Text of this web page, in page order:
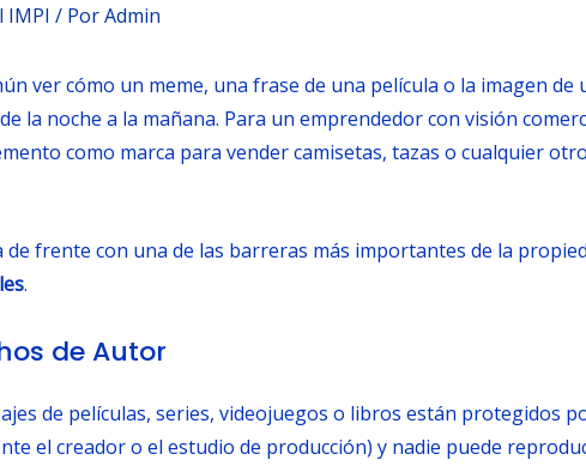
IMPI / PorAdmin
ver cómo un meme, una frase de una película o la imagen
la noche a la mañana. Para un emprendedor con visión
como marca para vender camisetas, tazas o cualquier
de frente con una de las barreras más importantes de la
.
de Autor
de películas, series, videojuegos o libros están protegidos
el creador o el estudio de producción) y nadie puede